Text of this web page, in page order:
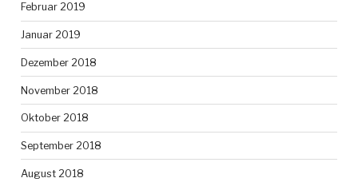
Februar 2019
Januar 2019
Dezember 2018
November 2018
Oktober 2018
September 2018
August 2018